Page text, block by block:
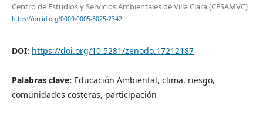
Centro de Estudios y Servicios Ambientales de Villa Clara (CESAMVC)
https://orcid.org/0009-0005-3025-2342
DOI: https://doi.org/10.5281/zenodo.17212187
Palabras clave: Educación Ambiental, clima, riesgo,
comunidades costeras, participación